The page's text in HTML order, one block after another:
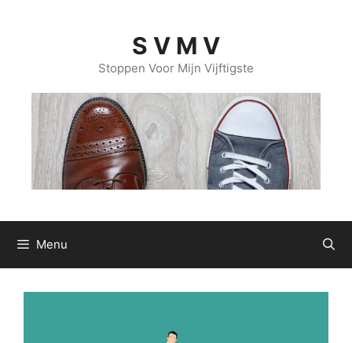
S V M V
Stoppen Voor Mijn Vijftigste
Menu